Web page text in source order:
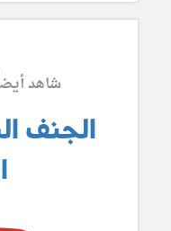
شاهد
الجنف